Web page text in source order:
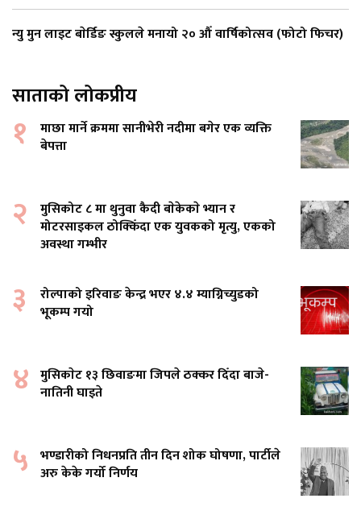
न्यु मुन लाइट बाेर्डिङ स्कुलले मनायो २० औँ वार्षिकोत्सव (फोटो फिचर)
साताको लोकप्रीय
१
माछा मार्ने क्रममा सानीभेरी नदीमा बगेर एक व्यक्ति
बेपत्ता
२
मुसिकोट ८ मा थुनुवा कैदी बाेकेकाे भ्यान र
मोटरसाइकल ठोक्किँदा एक युवकको मृत्यु, एकको
अवस्था गम्भीर
३
रोल्पाको इरिवाङ केन्द्र भएर ४.४ म्याग्निच्युडको
भूकम्प गयो
४ मुसिकाेट १३ छिवाङमा जिपले ठक्कर दिँदा बाजे-
नातिनी घाइते
५ भण्डारीको निधनप्रति तीन दिन शोक घोषणा, पार्टीले
अरु केके गर्यो निर्णय